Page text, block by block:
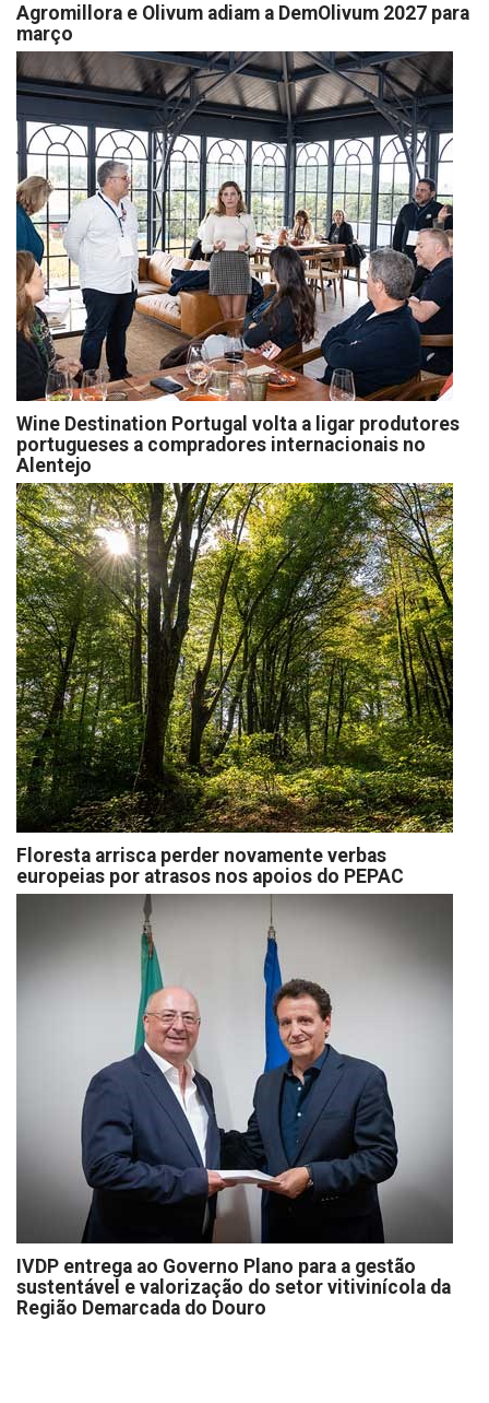
Agromillora e Olivum adiam a DemOlivum 2027 para
março
Wine Destination Portugal volta a ligar produtores
portugueses a compradores internacionais no
Alentejo
Floresta arrisca perder novamente verbas
europeias por atrasos nos apoios do PEPAC
IVDP entrega ao Governo Plano para a gestão
sustentável e valorização do setor vitivinícola da
Região Demarcada do Douro